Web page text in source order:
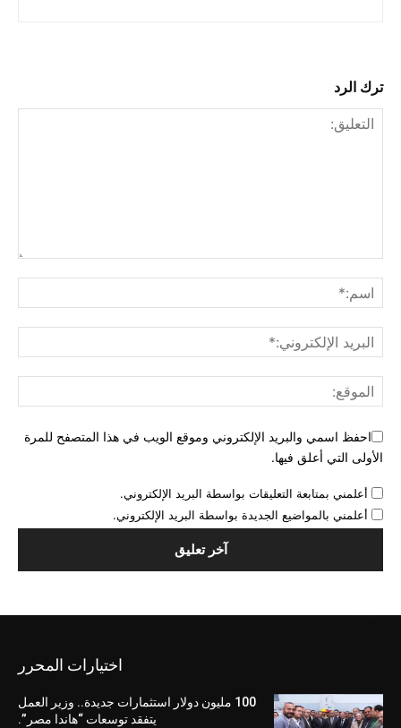
ترك الرد
احفظ اسمي والبريد الإلكتروني وموقع الويب في هذا المتصفح للمرة
الأولى التي أعلق فيها.
أعلمني بمتابعة التعليقات بواسطة البريد الإلكتروني.
أعلمني بالمواضيع الجديدة بواسطة البريد الإلكتروني.
اختيارات المحرر
100 مليون دولار استثمارات جديدة.. وزير العمل
يتفقد توسعات “هاندا مصر”.